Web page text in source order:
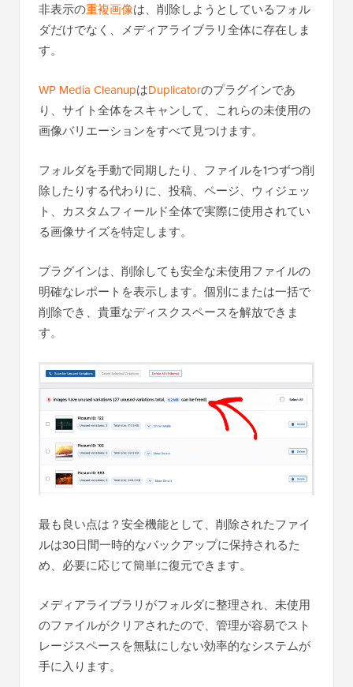
非表示の重複画像は、削除しようとしているフォル
ダだけでなく、メディアライブラリ全体に存在しま
す。
WP Media CleanupはDuplicatorのプラグインであ
り、サイト全体をスキャンして、これらの未使用の
画像バリエーションをすべて見つけます。
フォルダを手動で同期したり、ファイルを1つずつ削
除したりする代わりに、投稿、ページ、ウィジェッ
ト、カスタムフィールド全体で実際に使用されてい
る画像サイズを特定します。
プラグインは、削除しても安全な未使用ファイルの
明確なレポートを表示します。個別にまたは一括で
削除でき、貴重なディスクスペースを解放できま
す。
最も良い点は？安全機能として、削除されたファイ
ルは30日間一時的なバックアップに保持されるた
め、必要に応じて簡単に復元できます。
メディアライブラリがフォルダに整理され、未使用
のファイルがクリアされたので、管理が容易でスト
レージスペースを無駄にしない効率的なシステムが
手に入ります。